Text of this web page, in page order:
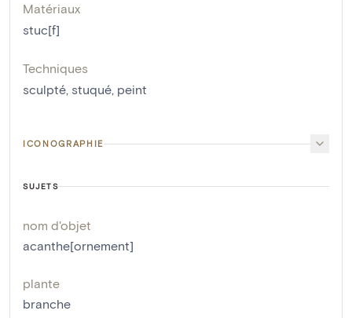
Matériaux
stuc[f]
Techniques
sculpté, stuqué, peint
ICONOGRAPHIE
SUJETS
nom d'objet
acanthe[ornement]
plante
branche